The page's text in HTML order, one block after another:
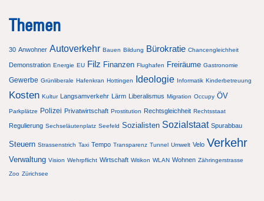
Themen
30 Anwohner Autoverkehr Bauen Bildung Bürokratie Chancengleichheit
Demonstration Energie EU Filz Finanzen Flughafen Freiräume Gastronomie
Gewerbe Grünliberale Hafenkran Hottingen Ideologie Informatik Kinderbetreuung
Kosten Kultur Langsamverkehr Lärm Liberalismus Migration Occupy ÖV
Parkplätze Polizei Privatwirtschaft Prostitution Rechtsgleichheit Rechtsstaat
Regulierung Sechseläutenplatz Seefeld Sozialisten Sozialstaat Spurabbau
Steuern Strassenstrich Taxi Tempo Transparenz Tunnel Umwelt Velo Verkehr
Verwaltung Vision Wehrpflicht Wirtschaft Witikon WLAN Wohnen Zähringerstrasse
Zoo Zürichsee